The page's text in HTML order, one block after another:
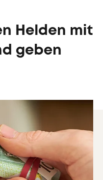
Helden mit
geben